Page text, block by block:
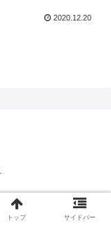
2020.12.20
トップ サイドバー